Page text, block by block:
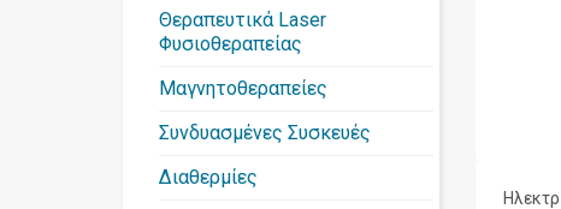
Θεραπευτικά Laser
Φυσιοθεραπείας
Μαγνητοθεραπείες
Συνδυασμένες Συσκευές
Διαθερμίες